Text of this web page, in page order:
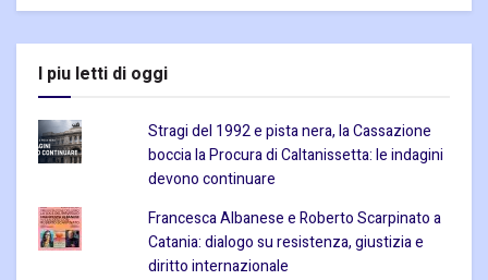
I piu letti di oggi
Stragi del 1992 e pista nera, la Cassazione
boccia la Procura di Caltanissetta: le indagini
devono continuare
Francesca Albanese e Roberto Scarpinato a
Catania: dialogo su resistenza, giustizia e
diritto internazionale